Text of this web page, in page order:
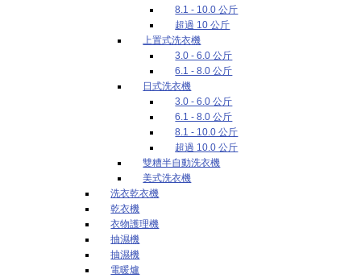
8.1 - 10.0 公斤
超過 10 公斤
上置式洗衣機
3.0 - 6.0 公斤
6.1 - 8.0 公斤
日式洗衣機
3.0 - 6.0 公斤
6.1 - 8.0 公斤
8.1 - 10.0 公斤
超過 10.0 公斤
雙糟半自動洗衣機
美式洗衣機
洗衣乾衣機
乾衣機
衣物護理機
抽濕機
抽濕機
電暖爐